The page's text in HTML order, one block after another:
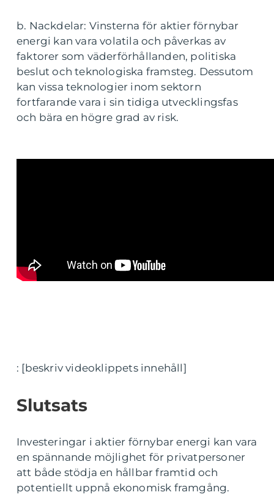
b. Nackdelar: Vinsterna för aktier förnybar
energi kan vara volatila och påverkas av
faktorer som väderförhållanden, politiska
beslut och teknologiska framsteg. Dessutom
kan vissa teknologier inom sektorn
fortfarande vara i sin tidiga utvecklingsfas
och bära en högre grad av risk.
: [beskriv videoklippets innehåll]
Slutsats
Investeringar i aktier förnybar energi kan vara
en spännande möjlighet för privatpersoner
att både stödja en hållbar framtid och
potentiellt uppnå ekonomisk framgång.